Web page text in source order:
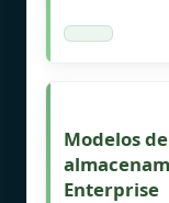
Modelos
Enterprise